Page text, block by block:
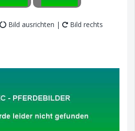
Bild ausrichten |
Bild rechts